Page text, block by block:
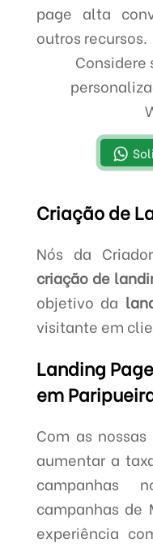
page alta
outros recursos.
Criação de
Nós da
criação de
objetivo da
visitante em
Landing
em
Com as
aumentar a
campanhas
campanhas de
experiência